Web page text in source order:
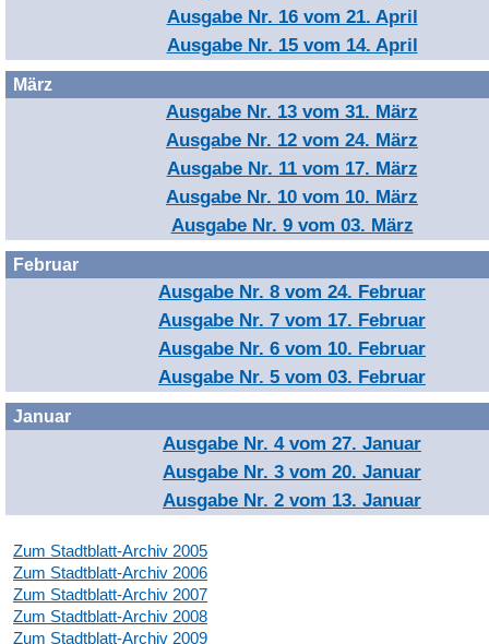
Ausgabe Nr. 16 vom 21. April
Ausgabe Nr. 15 vom 14. April
März
Ausgabe Nr. 13 vom 31. März
Ausgabe Nr. 12 vom 24. März
Ausgabe Nr. 11 vom 17. März
Ausgabe Nr. 10 vom 10. März
Ausgabe Nr. 9 vom 03. März
Februar
Ausgabe Nr. 8 vom 24. Februar
Ausgabe Nr. 7 vom 17. Februar
Ausgabe Nr. 6 vom 10. Februar
Ausgabe Nr. 5 vom 03. Februar
Januar
Ausgabe Nr. 4 vom 27. Januar
Ausgabe Nr. 3 vom 20. Januar
Ausgabe Nr. 2 vom 13. Januar
Zum Stadtblatt-Archiv 2005
Zum Stadtblatt-Archiv 2006
Zum Stadtblatt-Archiv 2007
Zum Stadtblatt-Archiv 2008
Zum Stadtblatt-Archiv 2009